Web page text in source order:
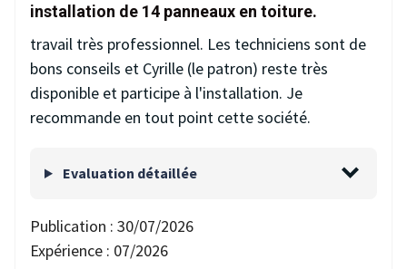
installation de 14 panneaux en toiture.
travail très professionnel. Les techniciens sont de
bons conseils et Cyrille (le patron) reste très
disponible et participe à l'installation. Je
recommande en tout point cette société.
Evaluation détaillée
Publication : 30/07/2026
Expérience : 07/2026